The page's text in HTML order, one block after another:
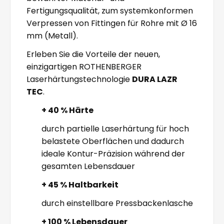
Fertigungsqualität, zum systemkonformen
Verpressen von Fittingen für Rohre mit Ø 16
mm (Metall).
Erleben Sie die Vorteile der neuen,
einzigartigen ROTHENBERGER
Laserhärtungstechnologie DURA LAZR
TEC.
+ 40 % Härte
durch partielle Laserhärtung für hoch
belastete Oberflächen und dadurch
ideale Kontur-Präzision während der
gesamten Lebensdauer
+ 45 % Haltbarkeit
durch einstellbare Pressbackenlasche
+ 100 % Lebensdauer